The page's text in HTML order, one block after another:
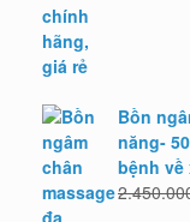
Bồn
năng-
bệnh